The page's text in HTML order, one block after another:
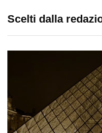
Scelti dalla